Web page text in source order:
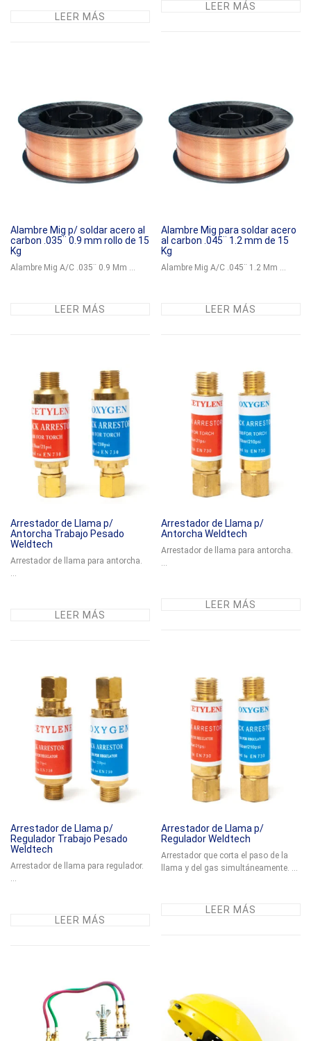
LEER MÁS
LEER MÁS
Alambre Mig p/ soldar acero al
carbon .035¨ 0.9 mm rollo de 15
Kg
Alambre Mig A/C .035¨ 0.9 Mm ...
LEER MÁS
Alambre Mig para soldar acero
al carbon .045¨ 1.2 mm de 15
Kg
Alambre Mig A/C .045¨ 1.2 Mm ...
LEER MÁS
Arrestador de Llama p/
Antorcha Trabajo Pesado
Weldtech
Arrestador de llama para antorcha.
LEER MÁS
Arrestador de Llama p/
Antorcha Weldtech
Arrestador de llama para antorcha.
LEER MÁS
Arrestador de Llama p/
Regulador Trabajo Pesado
Weldtech
Arrestador de llama para regulador.
...
LEER MÁS
Arrestador de Llama p/
Regulador Weldtech
Arrestador que corta el paso de la
llama y del gas simultáneamente. ...
LEER MÁS